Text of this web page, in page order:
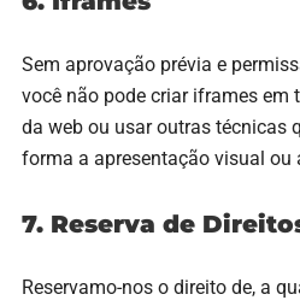
Sem aprovação prévia e
você não pode criar iframes em
da web ou usar outras técnicas
forma a apresentação visual ou
7. Reserva de
Reservamo-nos o direito de, a